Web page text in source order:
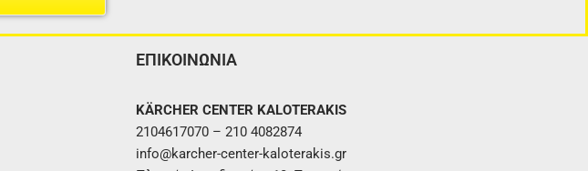
ΕΠΙΚΟΙΝΩΝΙΑ
KÄRCHER CENTER KALOTERAKIS
2104617070 – 210 4082874
info@karcher-center-kaloterakis.gr